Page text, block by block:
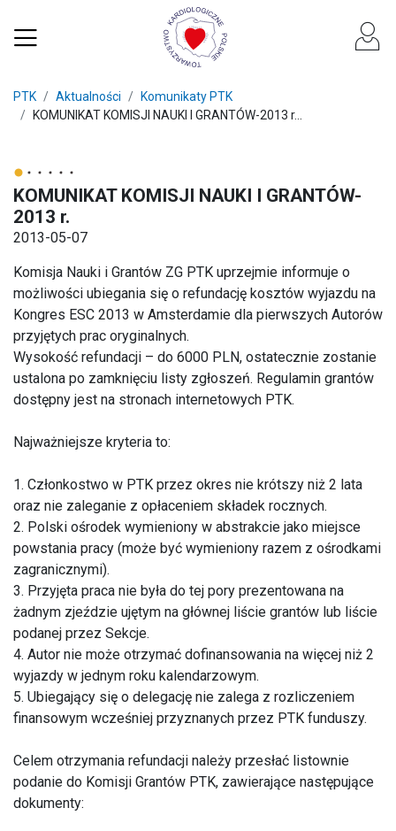
PTK Aktualności
Komunikaty PTK
KOMUNIKAT KOMISJI NAUKI I GRANTÓW-2013 r...
KOMUNIKAT KOMISJI NAUKI I GRANTÓW-
2013 r.
2013-05-07
Komisja Nauki i Grantów ZG PTK uprzejmie informuje o
możliwości ubiegania się o refundację kosztów wyjazdu na
Kongres ESC 2013 w Amsterdamie dla pierwszych Autorów
przyjętych prac oryginalnych.
Wysokość refundacji – do 6000 PLN, ostatecznie zostanie
ustalona po zamknięciu listy zgłoszeń. Regulamin grantów
dostępny jest na stronach internetowych PTK.
Najważniejsze kryteria to:
1. Członkostwo w PTK przez okres nie krótszy niż 2 lata
oraz nie zaleganie z opłaceniem składek rocznych.
2. Polski ośrodek wymieniony w abstrakcie jako miejsce
powstania pracy (może być wymieniony razem z ośrodkami
zagranicznymi).
3. Przyjęta praca nie była do tej pory prezentowana na
żadnym zjeździe ujętym na głównej liście grantów lub liście
podanej przez Sekcje.
4. Autor nie może otrzymać dofinansowania na więcej niż 2
wyjazdy w jednym roku kalendarzowym.
5. Ubiegający się o delegację nie zalega z rozliczeniem
finansowym wcześniej przyznanych przez PTK funduszy.
Celem otrzymania refundacji należy przesłać listownie
podanie do Komisji Grantów PTK, zawierające następujące
dokumenty: